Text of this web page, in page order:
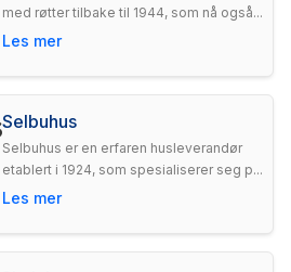
med røtter tilbake til 1944, som nå også...
Les mer
Selbuhus
Selbuhus er en erfaren husleverandør
etablert i 1924, som spesialiserer seg p...
Les mer